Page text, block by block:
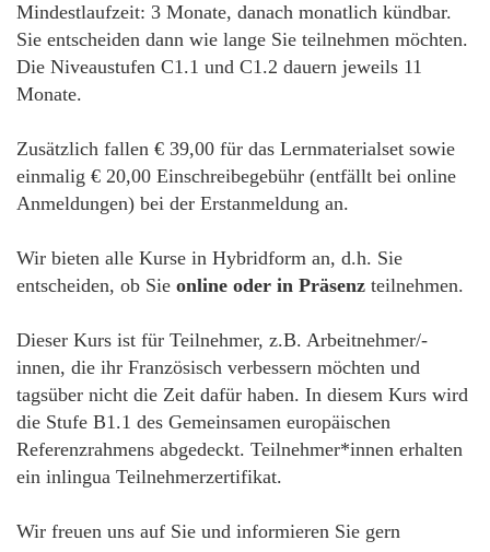
Mindestlaufzeit: 3 Monate, danach monatlich kündbar.
Sie entscheiden dann wie lange Sie teilnehmen möchten.
Die Niveaustufen C1.1 und C1.2 dauern jeweils 11
Monate.
Zusätzlich fallen € 39,00 für das Lernmaterialset sowie
einmalig € 20,00 Einschreibegebühr (entfällt bei online
Anmeldungen) bei der Erstanmeldung an.
Wir bieten alle Kurse in Hybridform an, d.h. Sie
entscheiden, ob Sie online oder in Präsenz teilnehmen.
Dieser Kurs ist für Teilnehmer, z.B. Arbeitnehmer/-
innen, die ihr Französisch verbessern möchten und
tagsüber nicht die Zeit dafür haben. In diesem Kurs wird
die Stufe B1.1 des Gemeinsamen europäischen
Referenzrahmens abgedeckt. Teilnehmer*innen erhalten
ein inlingua Teilnehmerzertifikat.
Wir freuen uns auf Sie und informieren Sie gern